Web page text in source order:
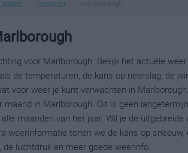
staten missouri
voor Marlborough. Bekijk het actuele
de temperaturen, de kans op neerslag, de
voor weer je kunt verwachten in
maand in Marlborough. Dit is geen
maanden van het jaar. Wil je de
weerinformatie tonen we de kans op
de luchtdruk en meer goede weerinfo.